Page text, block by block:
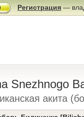
Регистрация —
Snezhnogo
акита